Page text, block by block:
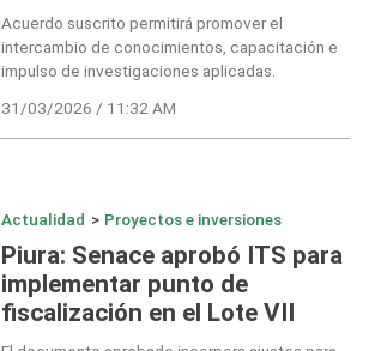
Acuerdo suscrito permitirá promover el
intercambio de conocimientos, capacitación e
impulso de investigaciones aplicadas.
31/03/2026 / 11:32 AM
Actualidad > Proyectos e inversiones
Piura: Senace aprobó ITS para
implementar punto de
fiscalización en el Lote VII